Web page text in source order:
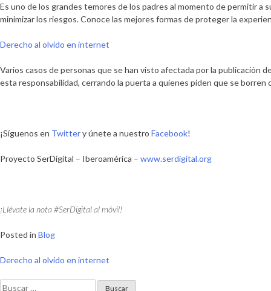
Es uno de los grandes temores de los padres al momento de permitir a
minimizar los riesgos. Conoce las mejores formas de proteger la
Derecho al olvido en internet
Varios casos de personas que se han visto afectada por la publicación
esta responsabilidad, cerrando la puerta a quienes piden que se
¡Síguenos en Twittery únete a nuestro Facebook!
Proyecto SerDigital – Iberoamérica – www.serdigital.org
¡Llévate la nota #SerDigital al móvil!
Posted in Blog
Navegación
Derecho al olvido en internet
Buscar: